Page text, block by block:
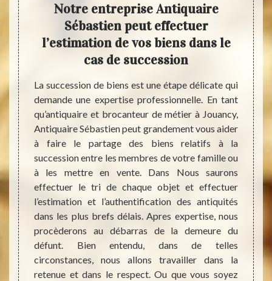
et
Nos
nous
être
Notre entreprise Antiquaire
Sébastien peut effectuer
l’estimation de vos biens dans le
cas de succession
La succession de biens est une étape délicate qui
demande une expertise professionnelle. En tant
qu’antiquaire et brocanteur de métier à Jouancy,
Antiquaire Sébastien peut grandement vous aider
à faire le partage des biens relatifs à la
succession entre les membres de votre famille ou
à les mettre en vente. Dans Nous saurons
effectuer le tri de chaque objet et effectuer
l’estimation et l’authentification des antiquités
dans les plus brefs délais. Apres expertise, nous
procèderons au débarras de la demeure du
défunt. Bien entendu, dans de telles
circonstances, nous allons travailler dans la
retenue et dans le respect. Ou que vous soyez
une
Si
vos
de